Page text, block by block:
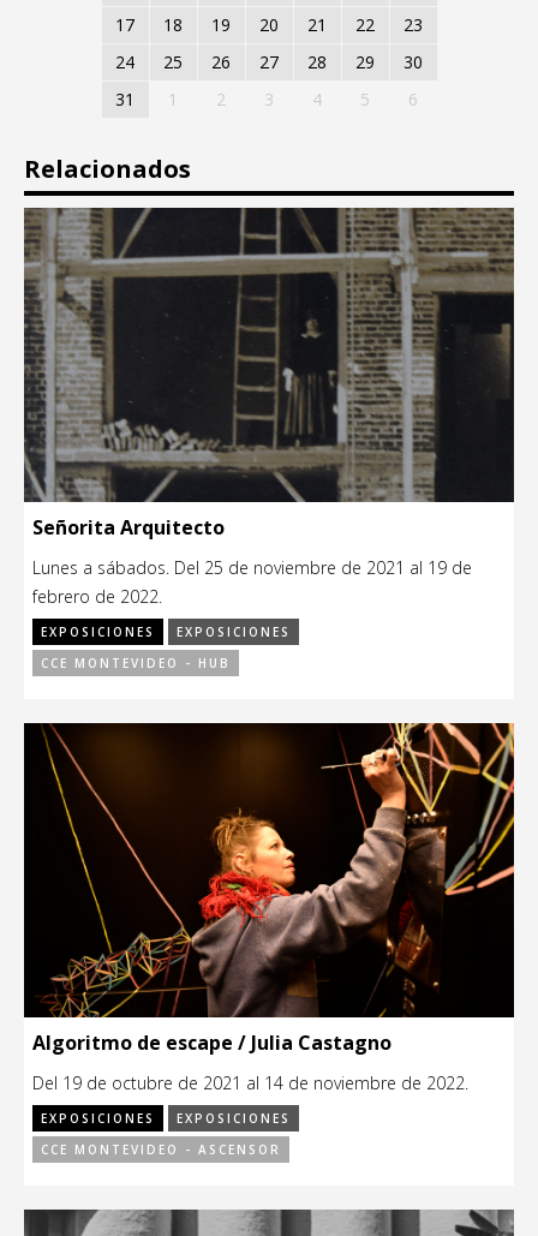
17
18 19 20 21 22
23
24
25 26 27 28 29
30
31
1 2 3 4 5 6
Relacionados
Señorita Arquitecto
Lunes a sábados. Del 25 de noviembre de 2021 al 19 de
febrero de 2022.
EXPOSICIONES
EXPOSICIONES
CCE MONTEVIDEO - HUB
Algoritmo de escape / Julia Castagno
Del 19 de octubre de 2021 al 14 de noviembre de 2022.
EXPOSICIONES
EXPOSICIONES
CCE MONTEVIDEO - ASCENSOR